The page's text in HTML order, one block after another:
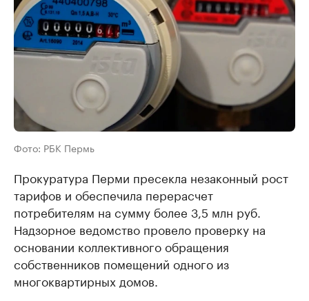
Фото: РБК Пермь
Прокуратура Перми пресекла незаконный рост
тарифов и обеспечила перерасчет
потребителям на сумму более 3,5 млн руб.
Надзорное ведомство провело проверку на
основании коллективного обращения
собственников помещений одного из
многоквартирных домов.